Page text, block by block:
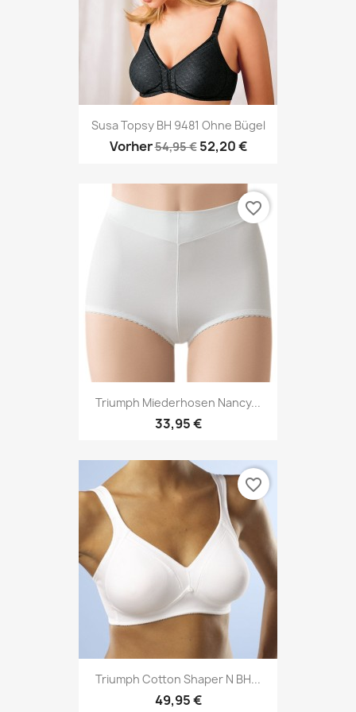
Susa Topsy BH 9481 Ohne Bügel
Vorher54,95 € 52,20 €
Triumph Miederhosen Nancy...
33,95 €
favorite_border
Triumph Cotton Shaper N BH...
49,95 €
favorite_border